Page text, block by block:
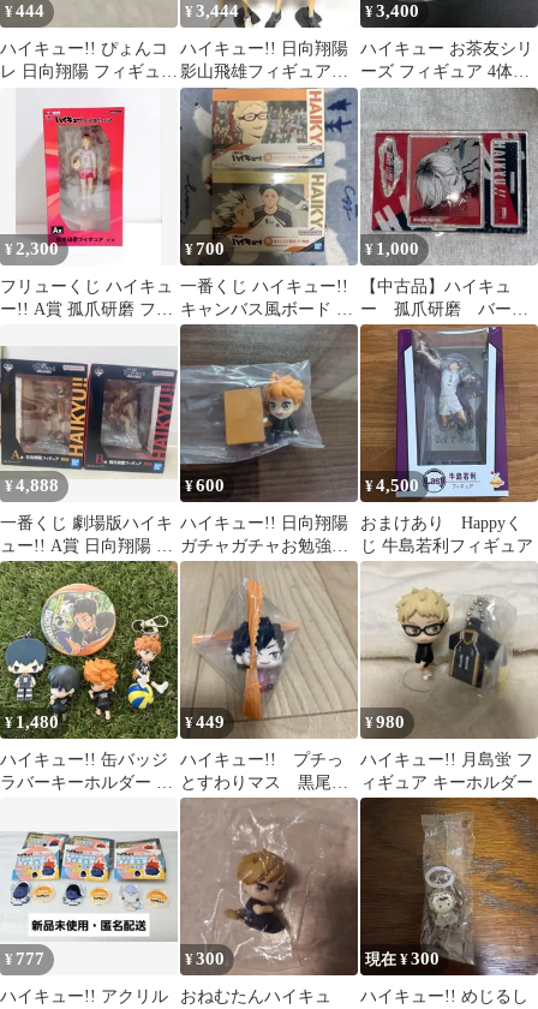
¥444
ハイキュー!! ぴょんコ
レ 日向翔陽 フィギュア
¥3,444
ハイキュー!! 日向翔陽
影山飛雄フィギュア
MSP
¥3,400
ハイキュー お茶友シリ
ーズ フィギュア 4体セ
ット
¥2,300
フリューくじ ハイキュ
ー!! A賞 孤爪研磨 フィ
¥700
一番くじ ハイキュー!!
キャンバス風ボード 2
点セット
¥ 1,000
【中古品】ハイキュ
ー 孤爪研磨 バース
デイ名場面ジオラマフ
ィギュア
¥4,888
一番くじ 劇場版ハイキ
ュー!! A賞 日向翔陽 B
賞 孤爪研磨 フィギュア
¥600
ハイキュー!! 日向翔陽
ガチャガチャお勉強タ
イム
¥4,500
おまけあり Happyく
じ 牛島若利フィギュア
¥1,480
ハイキュー!! 缶バッジ
ラバーキーホルダー フ
¥449
ハイキュー!! プチっ
とすわりマス 黒尾鉄
朗 ミニフィギュア
¥980
ハイキュー!! 月島蛍 フ
ィギュア キーホルダー
¥ 777
ハイキュー!! アクリル
¥300
おねむたんハイキュ
現在 ¥300
ハイキュー!! めじるし